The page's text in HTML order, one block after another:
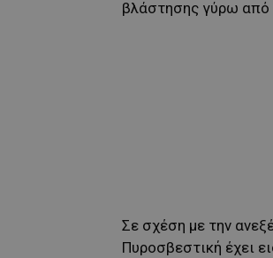
βλάστησης γύρω από
Σε σχέση με την
Πυροσβεστική έχει